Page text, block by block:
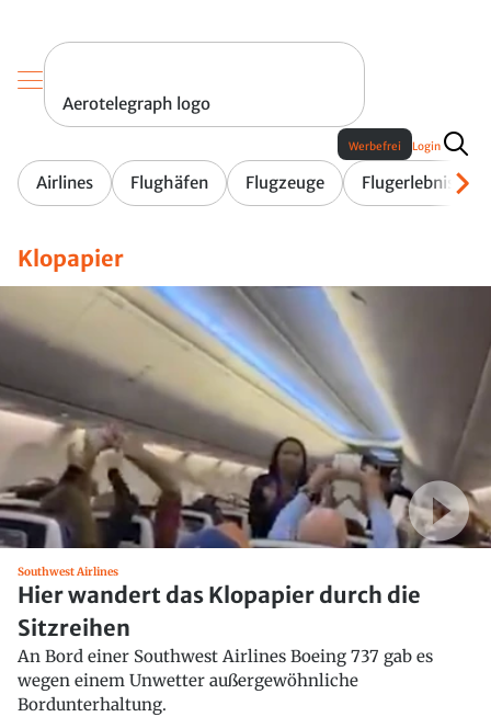
Aerotelegraph logo
Airlines Flughäfen Flugzeuge Flugerlebnis
Werbefrei Login
Klopapier
Southwest Airlines
Hier wandert das Klopapier durch die
Sitzreihen
An Bord einer Southwest Airlines Boeing 737 gab es
wegen einem Unwetter außergewöhnliche
Bordunterhaltung.